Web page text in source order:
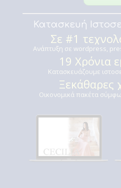
Κατασκευή
Σε #1
Ανάπτυξη σε wordpress,
19 Χρόνια
Κατασκευάζουμε
Ξεκάθαρες
Οικονομικά πακέτα